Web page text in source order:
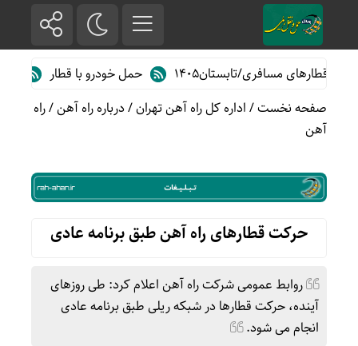
مسافری/تابستان۱۴۰۵ حمل خودرو با قطار
نگاهی به
صفحه نخست/اداره کل راه آهن تهران/درباره راه آهن/راه
آهن
حرکت قطارهای راه آهن طبق برنامه عادی
روابط عمومی شرکت راه آهن اعلام کرد: طی روزهای
آینده، حرکت قطارها در شبکه ریلی طبق برنامه عادی
انجام می شود.